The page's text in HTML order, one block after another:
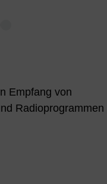
Empfang von
Radioprogrammen